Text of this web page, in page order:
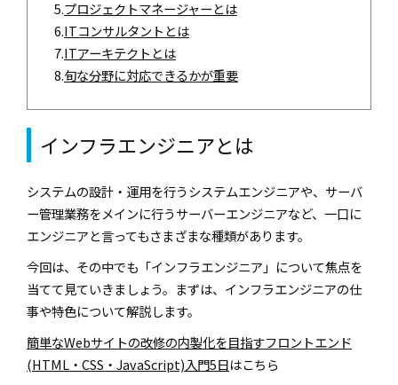
5.プロジェクトマネージャーとは
6.ITコンサルタントとは
7.ITアーキテクトとは
8.旬な分野に対応できるかが重要
インフラエンジニアとは
システムの設計・運用を行うシステムエンジニアや、サーバ
ー管理業務をメインに行うサーバーエンジニアなど、一口に
エンジニアと言ってもさまざまな種類があります。
今回は、その中でも「インフラエンジニア」について焦点を
当てて見ていきましょう。まずは、インフラエンジニアの仕
事や特色について解説します。
簡単なWebサイトの改修の内製化を目指すフロントエンド
(HTML・CSS・JavaScript)入門5日はこちら